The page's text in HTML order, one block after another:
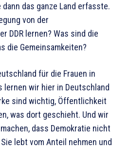
dann das ganze Land erfasste.
von der
DDR lernen? Was sind die
die Gemeinsamkeiten?
für die Frauen in
lernen wir hier in Deutschland
sind wichtig, Öffentlichkeit
was dort geschieht. Und wir
dass Demokratie nicht
lebt vom Anteil nehmen und